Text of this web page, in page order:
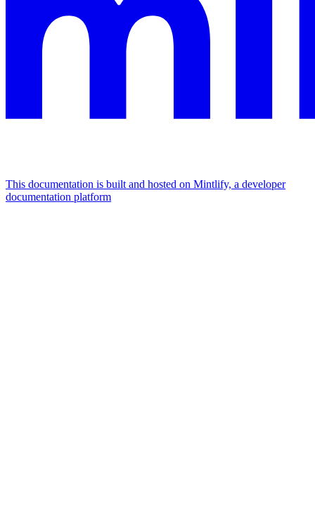
This documentation is built and hosted on Mintlify, a developer
documentation platform